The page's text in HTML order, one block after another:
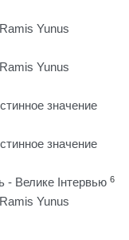
Yunus
Yunus
значение
значение
- Велике Інтервью 6
Yunus